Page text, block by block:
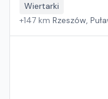
Wiertarki
+147 km Rzeszów,